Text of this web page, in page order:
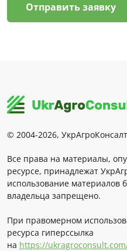
Отправить заявку
© 2004-2026,
Все права на материалы,
ресурсе, принадлежат
использование материалов
владельца запрещено.
При правомерном
ресурса гиперссылка
на https://